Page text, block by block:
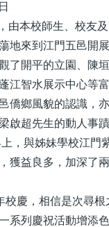
本校師生、校友及
地來到江門五邑開
了開平的立園、陳
江智水展示中心等
僑鄉風貌的認識，
啟超先生的動人事
，與姊妹學校江門
獲益良多，加深了
慶，相信是次尋根
系列慶祝活動增添色